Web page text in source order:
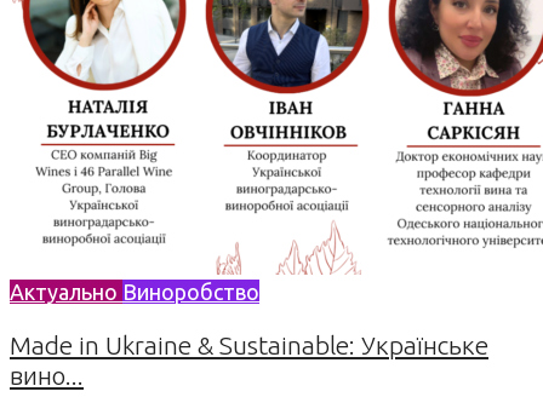
Актуально Виноробство
Made in Ukraine & Sustainable: Українське
вино...